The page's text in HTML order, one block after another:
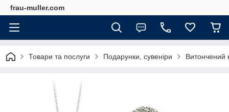
frau-muller.com
Товари та послуги Подарунки, сувеніри Витончений